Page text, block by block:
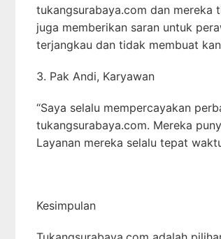
tukangsurabaya.com dan mereka
juga memberikan saran untuk
terjangkau dan tidak membuat
3. Pak Andi, Karyawan
“Saya selalu mempercayakan
tukangsurabaya.com. Mereka
Layanan mereka selalu tepat
Kesimpulan